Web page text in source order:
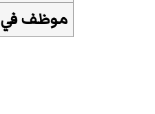
موظف في